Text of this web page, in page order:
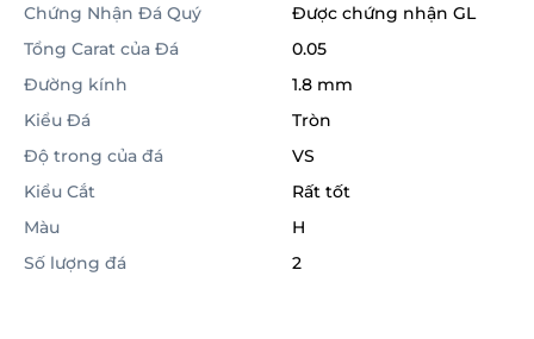
Chứng Nhận Đá Quý
Được chứng nhận GL
Tổng Carat của Đá
0.05
Đường kính
1.8 mm
Kiểu Đá
Tròn
Độ trong của đá
VS
Kiểu Cắt
Rất tốt
Màu
H
Số lượng đá
2